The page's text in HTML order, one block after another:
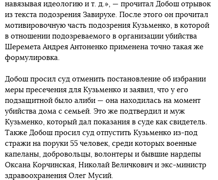
навязывая идеологию и т. д.», — прочитал Добош отрывок
из текста подозрения Завирухе. После этого он прочитал
мотивировочную часть подозрения Кузьменко, в которой
в отношении подозреваемого в организации убийства
Шеремета Андрея Антоненко применена точно такая же
формулировка.
Добош просил суд отменить постановление об избрании
меры пресечения для Кузьменко и заявил, что у его
подзащитной было алиби — она находилась на момент
убийства дома с семьей. Это же подтвердил и муж
Кузьменко, который дал показания в суде как свидетель.
Также Добош просил суд отпустить Кузьменко из-под
стражи на поруки 55 человек, среди которых военные
капеланы, добровольцы, волонтеры и бывшие нардепы
Оксана Корчинская, Николай Величкович и экс-министр
здравоохранения Олег Мусий.